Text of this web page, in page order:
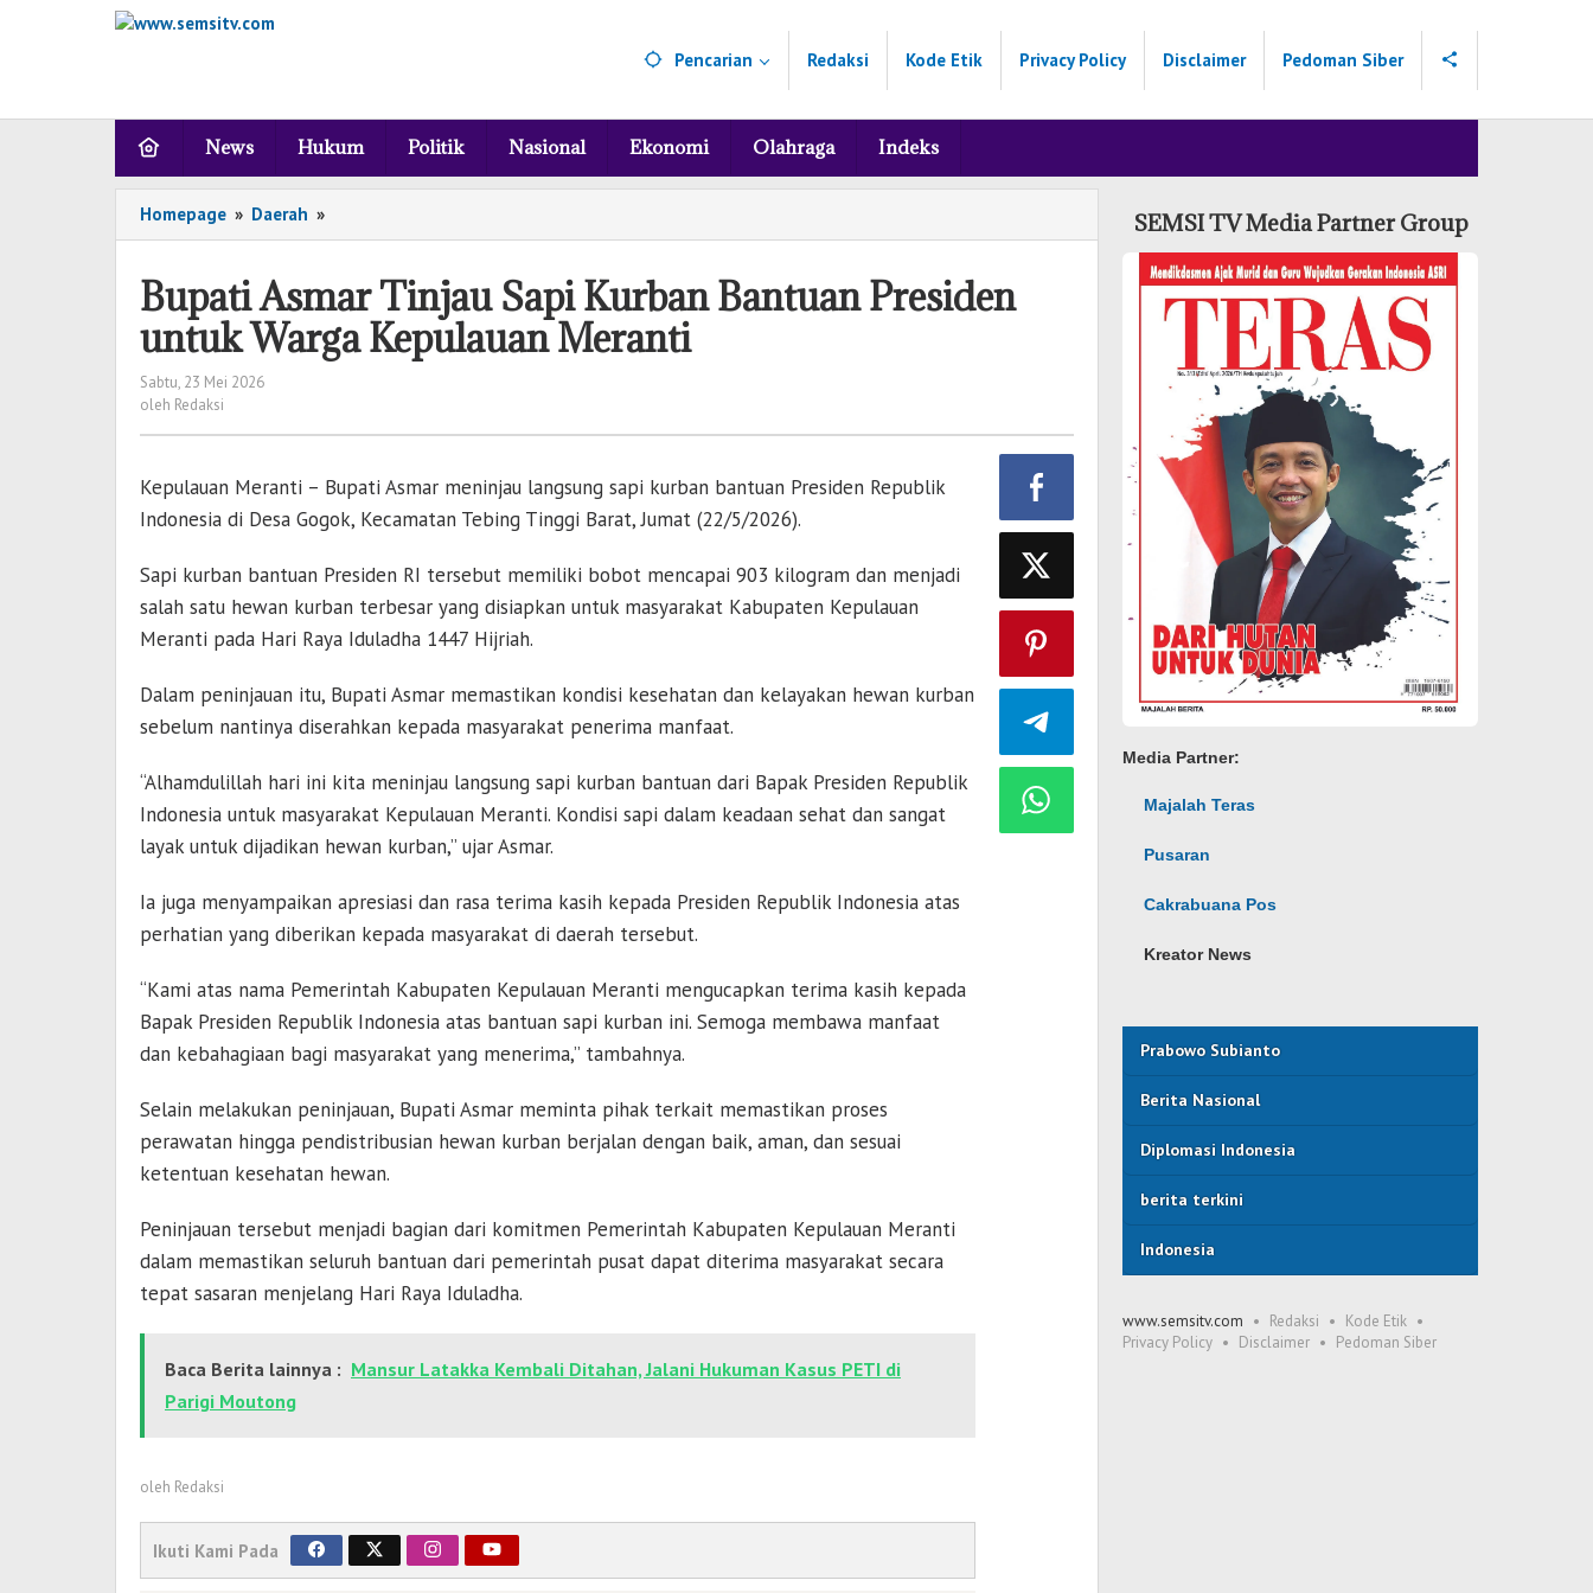
Pencarian Redaksi Kode Etik Privacy Policy Disclaimer Pedoman Siber
News Hukum Politik Nasional Ekonomi Olahraga Indeks
Homepage » Daerah »
Asmar
Sapi
Kurban
Bantuan
Meranti
Bupati Asmar Tinjau Sapi Kurban Bantuan Presiden
untuk Warga Kepulauan Meranti
Sabtu, 23 Mei 2026
oleh Redaksi
Kepulauan Meranti – Bupati Asmar meninjau langsung sapi kurban bantuan Presiden Republik
Indonesia di Desa Gogok, Kecamatan Tebing Tinggi Barat, Jumat (22/5/2026).
Sapi kurban bantuan Presiden RI tersebut memiliki bobot mencapai 903 kilogram dan menjadi
salah satu hewan kurban terbesar yang disiapkan untuk masyarakat Kabupaten Kepulauan
Meranti pada Hari Raya Iduladha 1447 Hijriah.
Dalam peninjauan itu, Bupati Asmar memastikan kondisi kesehatan dan kelayakan hewan kurban
sebelum nantinya diserahkan kepada masyarakat penerima manfaat.
“Alhamdulillah hari ini kita meninjau langsung sapi kurban bantuan dari Bapak Presiden Republik
Indonesia untuk masyarakat Kepulauan Meranti. Kondisi sapi dalam keadaan sehat dan sangat
layak untuk dijadikan hewan kurban,” ujar Asmar.
Ia juga menyampaikan apresiasi dan rasa terima kasih kepada Presiden Republik Indonesia atas
perhatian yang diberikan kepada masyarakat di daerah tersebut.
“Kami atas nama Pemerintah Kabupaten Kepulauan Meranti mengucapkan terima kasih kepada
Bapak Presiden Republik Indonesia atas bantuan sapi kurban ini. Semoga membawa manfaat
dan kebahagiaan bagi masyarakat yang menerima,” tambahnya.
Selain melakukan peninjauan, Bupati Asmar meminta pihak terkait memastikan proses
perawatan hingga pendistribusian hewan kurban berjalan dengan baik, aman, dan sesuai
ketentuan kesehatan hewan.
Peninjauan tersebut menjadi bagian dari komitmen Pemerintah Kabupaten Kepulauan Meranti
dalam memastikan seluruh bantuan dari pemerintah pusat dapat diterima masyarakat secara
tepat sasaran menjelang Hari Raya Iduladha.
Baca Berita lainnya : Mansur Latakka Kembali Ditahan, Jalani Hukuman Kasus PETI di
Parigi Moutong
oleh Redaksi
Ikuti Kami Pada
SEMSI TV Media Partner Group
Media Partner:
Majalah Teras
Pusaran
Cakrabuana Pos
Kreator News
Prabowo Subianto
Berita Nasional
Diplomasi Indonesia
berita terkini
Indonesia
www.semsitv.com Redaksi
Kode Etik
Privacy Policy
Disclaimer Pedoman Siber